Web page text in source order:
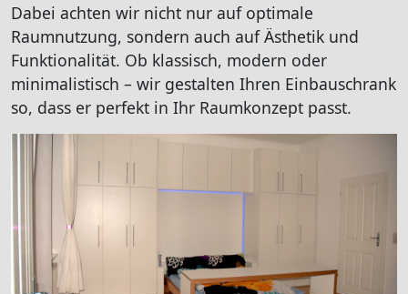
Dabei achten wir nicht nur auf optimale
Raumnutzung, sondern auch auf Ästhetik und
Funktionalität. Ob klassisch, modern oder
minimalistisch – wir gestalten Ihren Einbauschrank
so, dass er perfekt in Ihr Raumkonzept passt.